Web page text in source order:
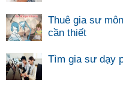
Thuê gia sư
cần thiết
Tìm gia sư dạy